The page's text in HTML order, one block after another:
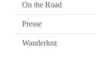
On the Road
Presse
Wanderlust